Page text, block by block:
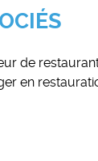
de
en